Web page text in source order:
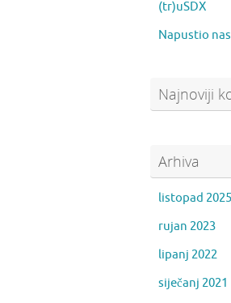
(tr)uSDX
Napustio
Najnoviji
Arhiva
listopad 2025
rujan 2023
lipanj 2022
siječanj 2021